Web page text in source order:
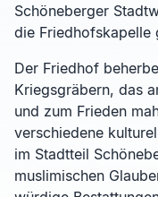
Schöneberger
die Friedhofskapelle
Der Friedhof
Kriegsgräbern, das
und zum Frieden
verschiedene
im Stadtteil
muslimischen